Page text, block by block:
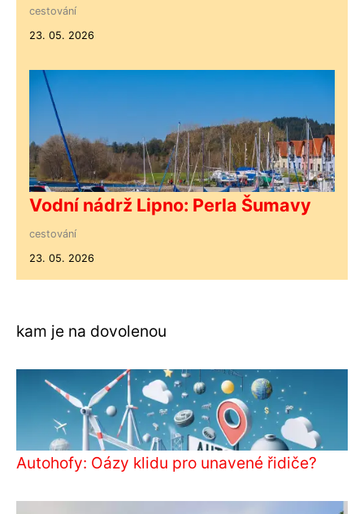
cestování
23. 05. 2026
Vodní nádrž Lipno: Perla Šumavy
cestování
23. 05. 2026
kam je na dovolenou
Autohofy: Oázy klidu pro unavené řidiče?